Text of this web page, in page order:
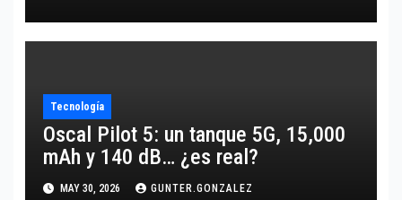
Tecnología
Oscal Pilot 5: un tanque 5G, 15,000
mAh y 140 dB… ¿es real?
MAY 30, 2026 GUNTER.GONZALEZ